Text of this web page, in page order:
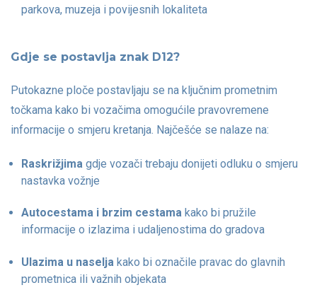
parkova, muzeja i povijesnih lokaliteta
Gdje se postavlja znak D12?
Putokazne ploče postavljaju se na ključnim prometnim
točkama kako bi vozačima omogućile pravovremene
informacije o smjeru kretanja. Najčešće se nalaze na:
Raskrižjima gdje vozači trebaju donijeti odluku o smjeru
nastavka vožnje
Autocestama i brzim cestama kako bi pružile
informacije o izlazima i udaljenostima do gradova
Ulazima u naselja kako bi označile pravac do glavnih
prometnica ili važnih objekata